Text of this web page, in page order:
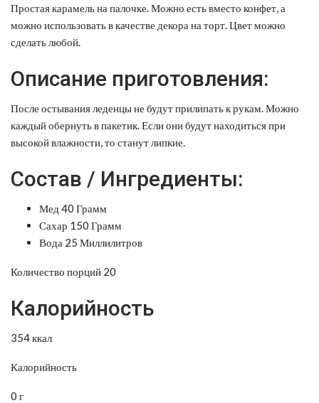
Простая карамель на палочке. Можно есть вместо конфет, а
можно использовать в качестве декора на торт. Цвет можно
сделать любой.
Описание приготовления:
После остывания леденцы не будут прилипать к рукам. Можно
каждый обернуть в пакетик. Если они будут находиться при
высокой влажности, то станут липкие.
Состав / Ингредиенты:
Мед 40 Грамм
Сахар 150 Грамм
Вода 25 Миллилитров
Количество порций 20
Калорийность
354 ккал
Калорийность
0 г